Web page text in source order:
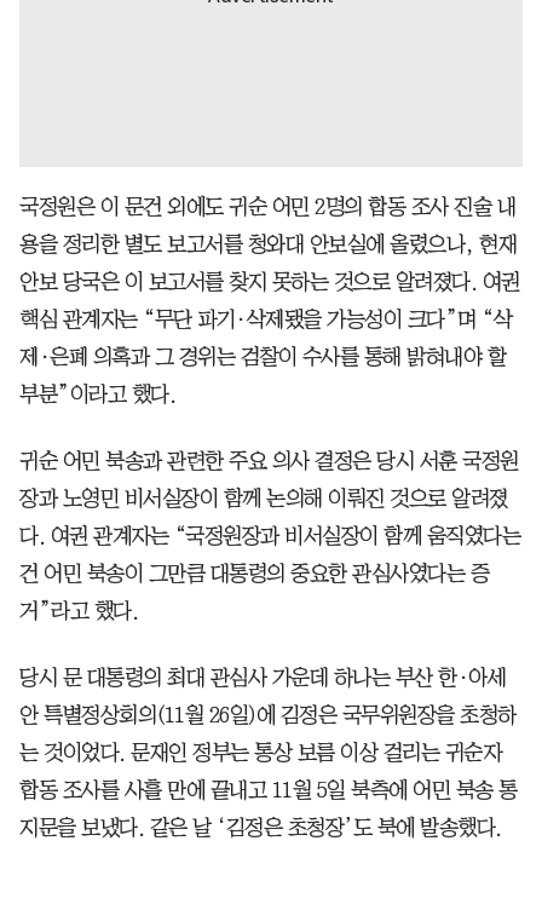
국정원은 이 문건 외에도 귀순 어민 2명의 합동 조사 진술 내
용을 정리한 별도 보고서를 청와대 안보실에 올렸으나, 현재
안보 당국은 이 보고서를 찾지 못하는 것으로 알려졌다. 여권
핵심 관계자는 “무단 파기·삭제됐을 가능성이 크다”며 “삭
제·은폐 의혹과 그 경위는 검찰이 수사를 통해 밝혀내야 할
부분”이라고 했다.
귀순 어민 북송과 관련한 주요 의사 결정은 당시 서훈 국정원
장과 노영민 비서실장이 함께 논의해 이뤄진 것으로 알려졌
다. 여권 관계자는 “국정원장과 비서실장이 함께 움직였다는
건 어민 북송이 그만큼 대통령의 중요한 관심사였다는 증
거”라고 했다.
당시 문 대통령의 최대 관심사 가운데 하나는 부산 한·아세
안 특별정상회의(11월 26일)에 김정은 국무위원장을 초청하
는 것이었다. 문재인 정부는 통상 보름 이상 걸리는 귀순자
합동 조사를 사흘 만에 끝내고 11월 5일 북측에 어민 북송 통
지문을 보냈다. 같은 날 ‘김정은 초청장’도 북에 발송했다.